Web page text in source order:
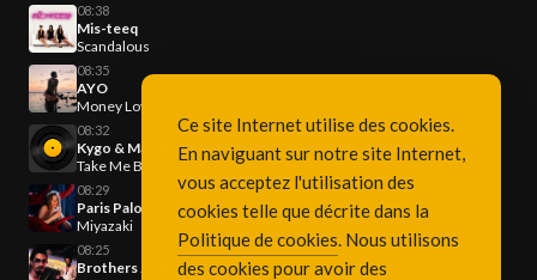
08:38
Mis-teeq
Scandalous
08:35
AYO
Money Love
08:32
Kygo & Max McNown
Take Me Back
08:29
Paris Paloma
Miyazaki
08:25
Brothers Johnson
Ce site Internet utilise des cookies.
En naviguant sur notre site Internet,
vous acceptez l'utilisation des
cookies telle que décrite dans la
Politique de cookies. Nous utilisons
des cookies pour avoir des